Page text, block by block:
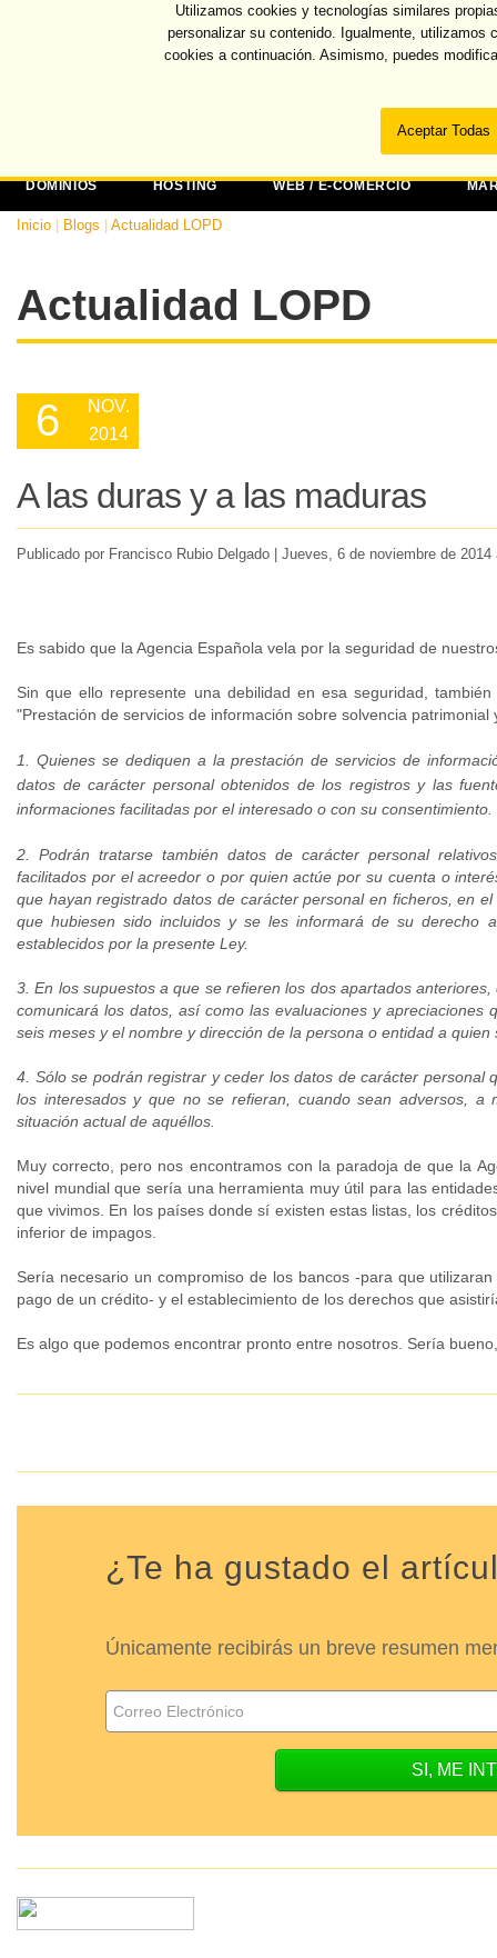
Utilizamos cookies y tecnologías similares
personalizar su contenido. Igualmente, utilizamos
cookies a continuación. Asimismo, puedes
DOMINIOS HOSTING WEB / E-COMERCIO
Inicio Blogs Actualidad LOPD
Actualidad LOPD
6
NOV.
2014
A las duras y a las maduras
Publicado por Francisco Rubio Delgado | Jueves, 6 de noviembre de
Es sabido que la Agencia Española vela por la seguridad de
Sin que ello represente una debilidad en esa seguridad,
"Prestación de servicios de información sobre solvencia patrimonial
1. Quienes se dediquen a la prestación de servicios de
datos de carácter personal obtenidos de los registros y las
informaciones facilitadas por el interesado o con su consentimiento.
2. Podrán tratarse también datos de carácter personal
facilitados por el acreedor o por quien actúe por su cuenta o
que hayan registrado datos de carácter personal en ficheros, en
que hubiesen sido incluidos y se les informará de su derecho
establecidos por la presente Ley.
3. En los supuestos a que se refieren los dos apartados
comunicará los datos, así como las evaluaciones y
seis meses y el nombre y dirección de la persona o entidad a
4. Sólo se podrán registrar y ceder los datos de carácter
los interesados y que no se refieran, cuando sean adversos,
situación actual de aquéllos.
Muy correcto, pero nos encontramos con la paradoja de que la
nivel mundial que sería una herramienta muy útil para las
que vivimos. En los países donde sí existen estas listas, los
inferior de impagos.
Sería necesario un compromiso de los bancos -para que
pago de un crédito- y el establecimiento de los derechos que
Es algo que podemos encontrar pronto entre nosotros. Sería
¿Te ha gustado el
Únicamente recibirás un breve resumen